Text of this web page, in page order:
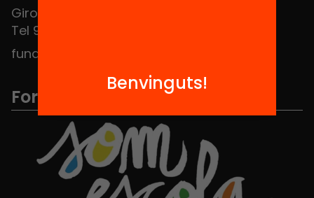
Girona 34, interior 08010 Barcelona
Tel 934 588 700
fundacio@equitat.org
Formem part de...
Benvinguts!